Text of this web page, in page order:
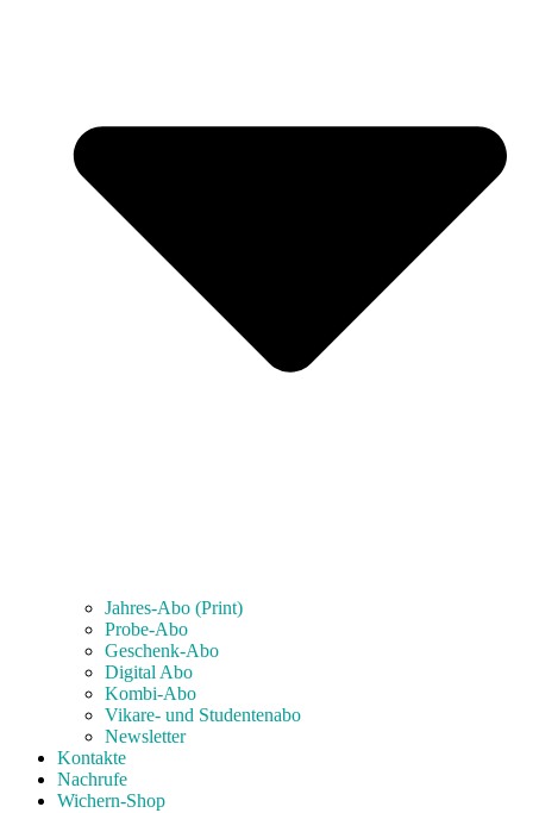
Jahres-Abo (Print)
Probe-Abo
Geschenk-Abo
Digital Abo
Kombi-Abo
Vikare- und Studentenabo
Newsletter
Kontakte
Nachrufe
Wichern-Shop